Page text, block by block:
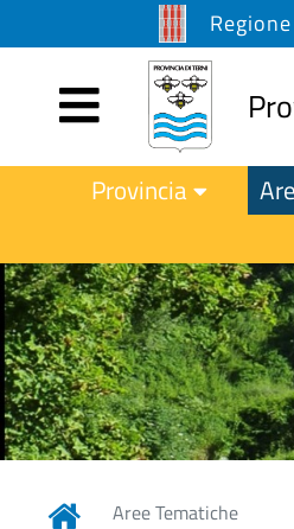
Provincia
Aree Tematiche